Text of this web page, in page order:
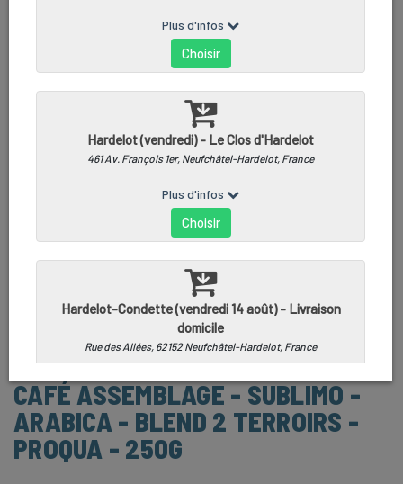
CAFÉ ASSEMBLAGE - SUBLIMO -
ARABICA - BLEND 2 TERROIRS -
PROQUA - 250G